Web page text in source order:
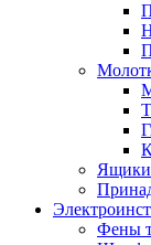
Ящики
Фены